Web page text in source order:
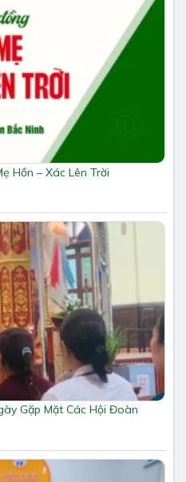
Hồn – Xác Lên Trời
Gặp Mặt Các Hội Đoàn